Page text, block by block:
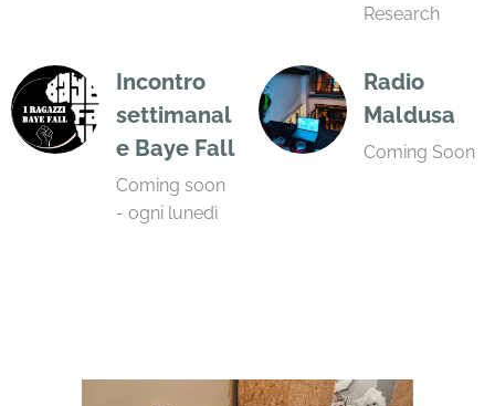
Research
Incontro
settimanal
e Baye Fall
Coming soon
- ogni lunedì
Radio
Maldusa
Coming Soon